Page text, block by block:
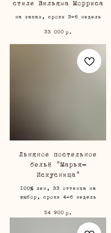
стиле Вильяма Морриса
на заказ, сроки 3-6 недель
33 000 р.
Льняное постельное
бельё "Марья-
Искусница"
100% лен, 33 оттенка на
выбор, сроки 4-6 недель
54 900 р.